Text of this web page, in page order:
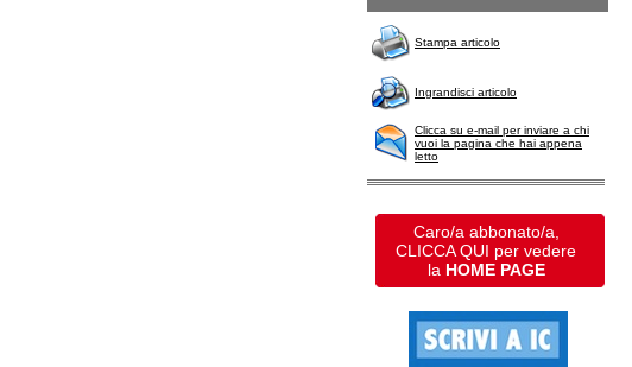
Stampa articolo
Ingrandisci articolo
Clicca su e-mail per inviare a chi
vuoi la pagina che hai appena
letto
Caro/a abbonato/a,
CLICCA QUI per vedere
la HOME PAGE